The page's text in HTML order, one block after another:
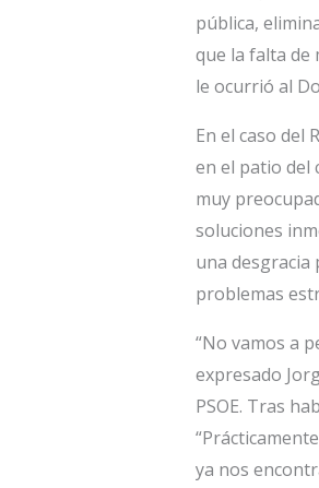
pública,
que la falta de
le ocurrió al
En el caso del
en el patio del
muy
soluciones
una desgracia
problemas
“No vamos a
expresado
PSOE. Tras
ya nos